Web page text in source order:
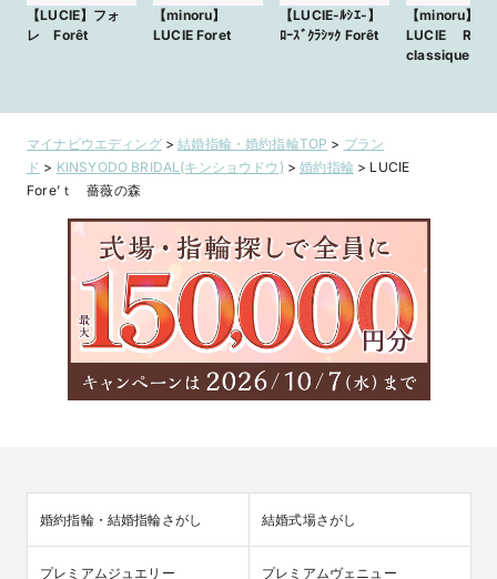
【LUCIE】フォ
レ Forêt
【minoru】
LUCIE Foret
【LUCIE-ﾙｼｴ-】
ﾛｰｽﾞｸﾗｼｯｸ Forêt
【minoru】
LUCIE Rose
classique
マイナビウエディング>結婚指輪・婚約指輪TOP > ブラン
ド > KINSYODO BRIDAL(キンショウドウ) >婚約指輪 > LUCIE
Fore’ｔ 薔薇の森
婚約指輪・結婚指輪さがし 結婚式場さがし
プレミアムジュエリー プレミアムヴェニュー